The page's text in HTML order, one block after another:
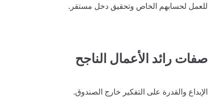
للعمل لحسابهم الخاص وتحقيق دخل مستقر.
صفات رائد الأعمال الناجح
الإبداع والقدرة على التفكير خارج الصندوق.